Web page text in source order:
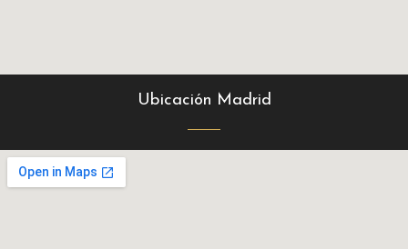
Ubicación Madrid